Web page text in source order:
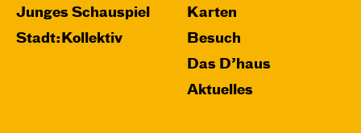
Junges Schauspiel
Stadt:Kollektiv
Karten
Besuch
Das D’haus
Aktuelles